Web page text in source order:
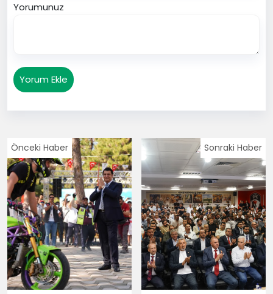
Yorumunuz
Yorum Ekle
Önceki Haber Sonraki Haber